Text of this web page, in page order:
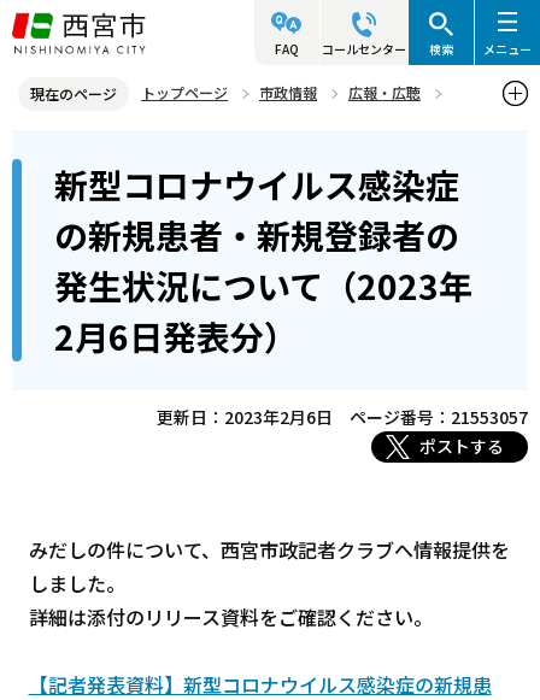
こ
の
ジ
FAQ コールセンター 検索 メニュー
現在のページ トップページ 市政情報
広報・広聴
新型コロナウイルス感染症の新規患者・新規登録者の発生状況につい
て（2023年2月6日発表分）
新型コロナウイルス感染症
の新規患者・新規登録者の
発生状況について（2023年
2月6日発表分）
更新日：2023年2月6日
ページ番号：21553057
ポストする
みだしの件について、西宮市政記者クラブへ情報提供を
しました。
詳細は添付のリリース資料をご確認ください。
【記者発表資料】新型コロナウイルス感染症の新規患